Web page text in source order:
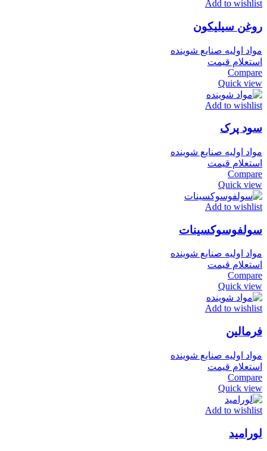
Add to wishlist
روغن سیلیکون
مواد اولیه صنایع شوینده
استعلام قیمت
Compare
Quick view
Add to wishlist
سود پرک
مواد اولیه صنایع شوینده
استعلام قیمت
Compare
Quick view
Add to wishlist
سولفوسوکسینات
مواد اولیه صنایع شوینده
استعلام قیمت
Compare
Quick view
Add to wishlist
فرمالین
مواد اولیه صنایع شوینده
استعلام قیمت
Compare
Quick view
Add to wishlist
لورامید